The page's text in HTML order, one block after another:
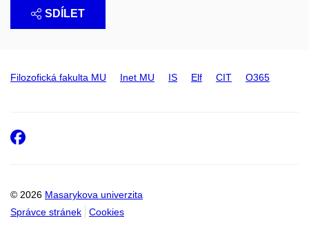
SDÍLET
Filozofická fakulta MU Inet MU IS Elf CIT O365
© 2026 Masarykova univerzita
Správce stránek
Cookies
Facebook